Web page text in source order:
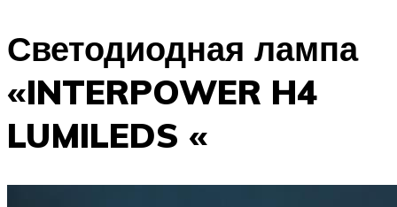
Светодиодная лампа
«INTERPOWER H4
LUMILEDS «